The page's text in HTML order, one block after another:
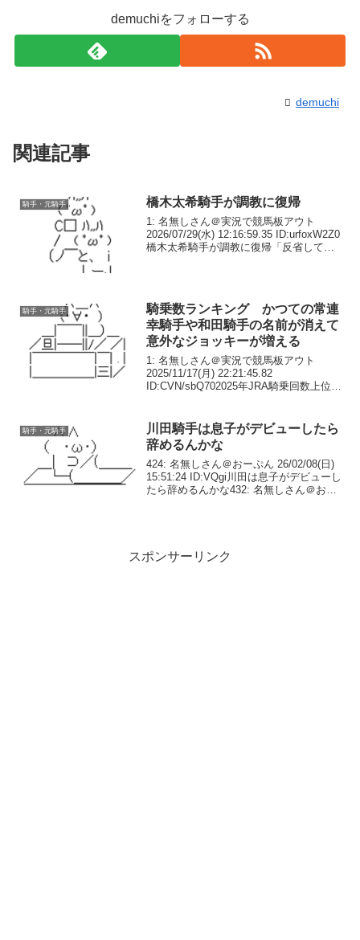
demuchiをフォローする
demuchi
関連記事
騎手・元騎手 橋木太希騎手が調教に復帰
1: 名無しさん＠実況で競馬板アウト
2026/07/29(水) 12:16:59.35 ID:urfoxW2Z0
橋木太希騎手が調教に復帰「反省してい
騎手・元騎手
騎乗数ランキング かつての常連
幸騎手や和田騎手の名前が消えて
意外なジョッキーが増える
1: 名無しさん＠実況で競馬板アウト
2025/11/17(月) 22:21:45.82
ID:CVN/sbQ702025年JRA騎乗回数上位騎
山 弘平...
騎手・元騎手
川田騎手は息子がデビューしたら
辞めるんかな
424: 名無しさん＠おーぷん 26/02/08(日)
15:51:24 ID:VQgi川田は息子がデビューし
たら辞めるんかな432: 名無しさん＠おー
スポンサーリンク